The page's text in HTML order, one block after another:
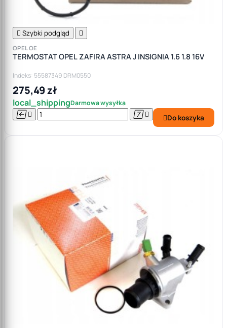
 Szybki podgląd 
OPEL OE
TERMOSTAT OPEL ZAFIRA ASTRA J INSIGNIA 1.6 1.8 16V
Indeks: 55587349 DRM0550
275,49 zł
local_shippingDarmowa wysyłka
    Do koszyka